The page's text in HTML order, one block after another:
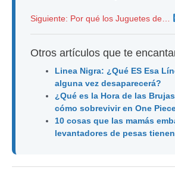
Siguiente: Por qué los Juguetes de…
Otros artículos que te
Linea Nigra: ¿Qué ES Esa
alguna vez desaparecerá?
¿Qué es la Hora de las
cómo sobrevivir en One
10 cosas que las mamás
levantadores de pesas